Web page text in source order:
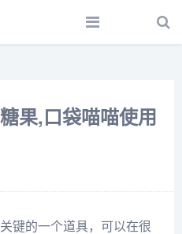
果,口袋喵喵使用
键的一个道具，可以在很